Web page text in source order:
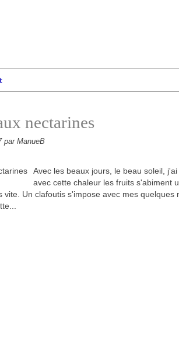
nectarines
par ManueB
Avec les beaux jours, le beau soleil,
avec cette chaleur les fruits s'abiment
vite. Un clafoutis s'impose avec mes quelques